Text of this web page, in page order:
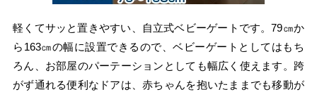
軽くてサッと置きやすい、自立式ベビーゲートです。79㎝か
ら163㎝の幅に設置できるので、ベビーゲートとしてはもち
ろん、お部屋のパーテーションとしても幅広く使えます。跨
がず通れる便利なドアは、赤ちゃんを抱いたままでも移動が